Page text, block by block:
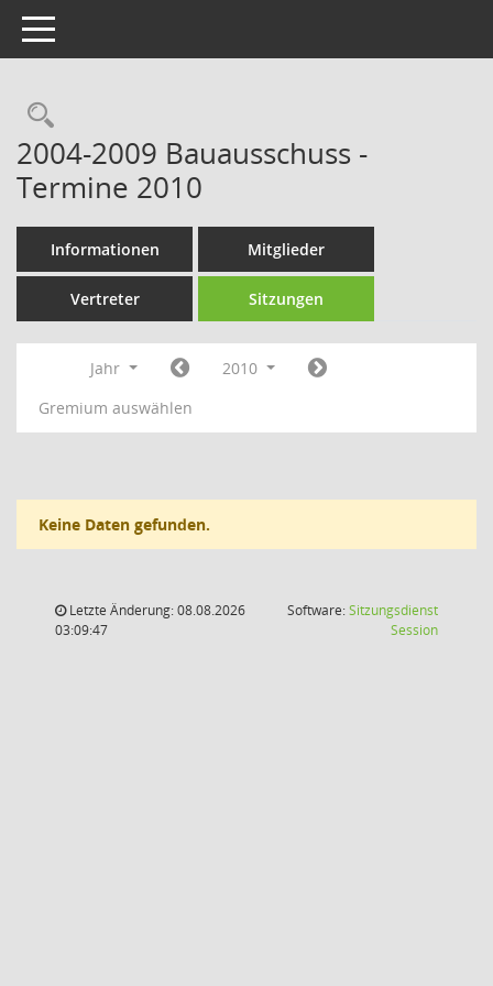
Toggle navigation
Rechercheauswahl
2004-2009 Bauausschuss -
Termine 2010
Informationen Mitglieder
Vertreter Sitzungen
Jahr
2010
Gremium auswählen
Keine Daten gefunden.
Letzte Änderung: 08.08.2026
03:09:47
Software:Sitzungsdienst
Session(Wird in